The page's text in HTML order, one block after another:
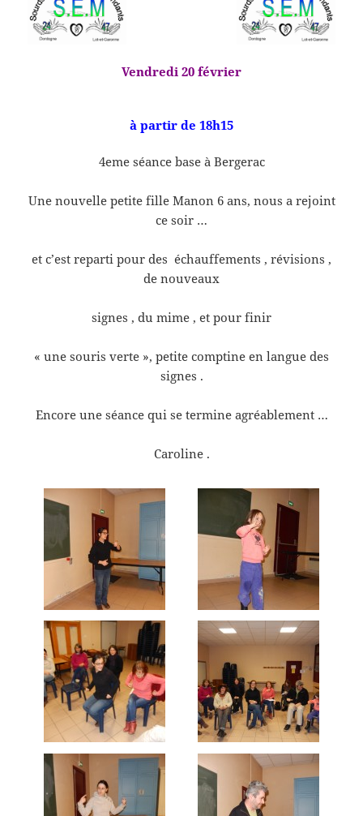
Vendredi 20 février
à partir de 18h15
4eme séance base à Bergerac
Une nouvelle petite fille Manon 6 ans, nous a rejoint
ce soir …
et c’est reparti pour des échauffements , révisions ,
de nouveaux
signes , du mime , et pour finir
« une souris verte », petite comptine en langue des
signes .
Encore une séance qui se termine agréablement …
Caroline .